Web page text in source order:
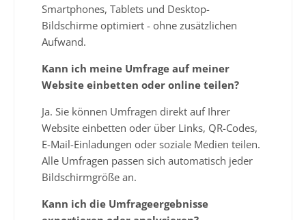
Smartphones, Tablets und Desktop-
Bildschirme optimiert - ohne zusätzlichen
Aufwand.
Kann ich meine Umfrage auf meiner
Website einbetten oder online teilen?
Ja. Sie können Umfragen direkt auf Ihrer
Website einbetten oder über Links, QR-Codes,
E-Mail-Einladungen oder soziale Medien teilen.
Alle Umfragen passen sich automatisch jeder
Bildschirmgröße an.
Kann ich die Umfrageergebnisse